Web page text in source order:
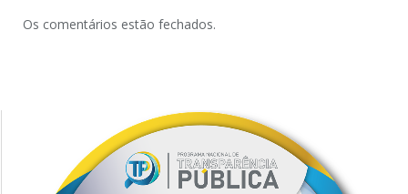
Os comentários estão fechados.